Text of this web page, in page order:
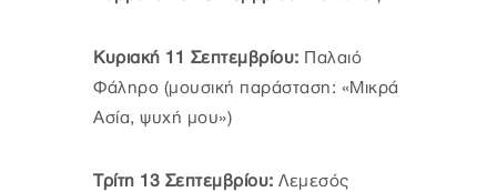
Κυριακή 11 Σεπτεμβρίου: Παλαιό
Φάληρο (μουσική παράσταση: «Μικρά
Ασία, ψυχή μου»)
Τρίτη 13 Σεπτεμβρίου: Λεμεσός